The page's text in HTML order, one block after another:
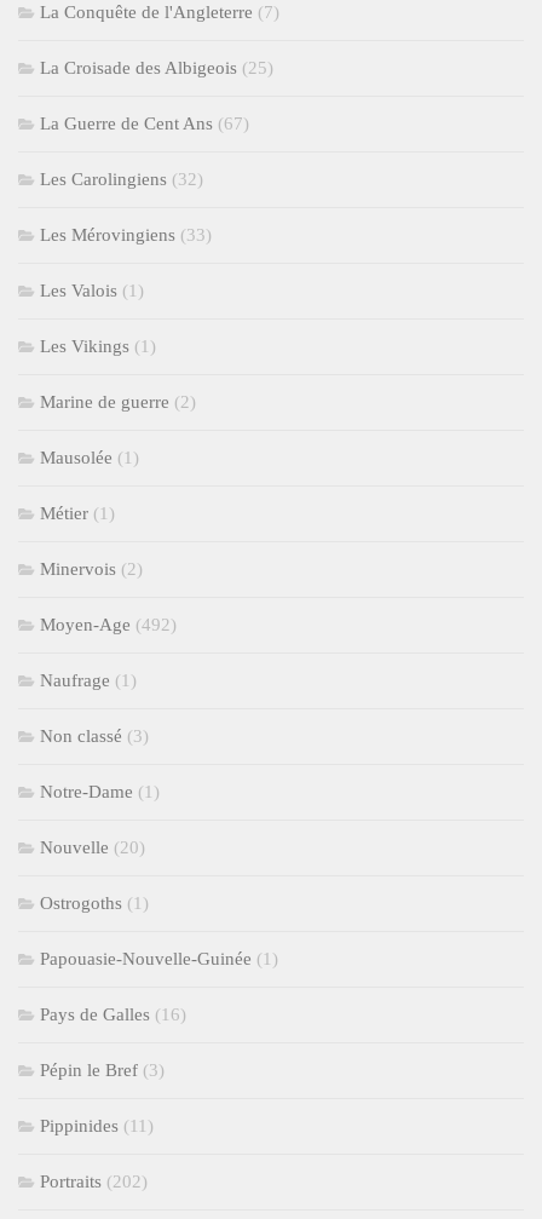
La Conquête de l'Angleterre (7)
La Croisade des Albigeois (25)
La Guerre de Cent Ans (67)
Les Carolingiens (32)
Les Mérovingiens (33)
Les Valois (1)
Les Vikings (1)
Marine de guerre (2)
Mausolée (1)
Métier (1)
Minervois (2)
Moyen-Age (492)
Naufrage (1)
Non classé (3)
Notre-Dame (1)
Nouvelle (20)
Ostrogoths (1)
Papouasie-Nouvelle-Guinée (1)
Pays de Galles (16)
Pépin le Bref (3)
Pippinides (11)
Portraits (202)